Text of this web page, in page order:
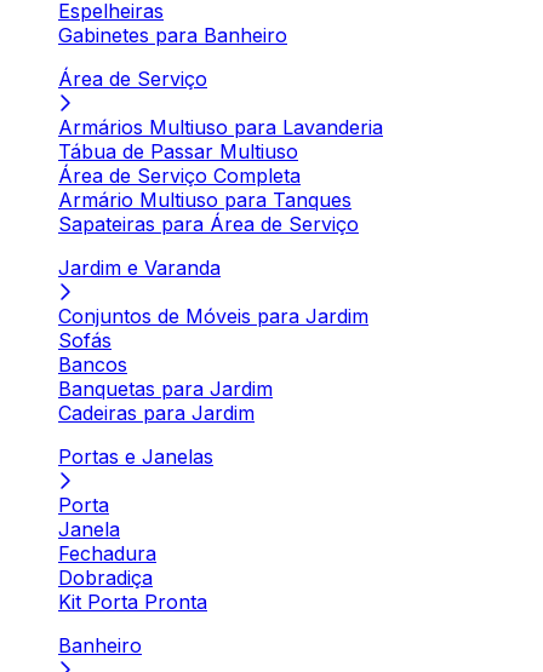
Espelheiras
Gabinetes para Banheiro
Área de Serviço
Armários Multiuso para Lavanderia
Tábua de Passar Multiuso
Área de Serviço Completa
Armário Multiuso para Tanques
Sapateiras para Área de Serviço
Jardim e Varanda
Conjuntos de Móveis para Jardim
Sofás
Bancos
Banquetas para Jardim
Cadeiras para Jardim
Portas e Janelas
Porta
Janela
Fechadura
Dobradiça
Kit Porta Pronta
Banheiro